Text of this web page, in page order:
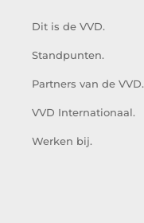
Dit is de VVD.
Standpunten.
Partners van de VVD.
VVD Internationaal.
Werken bij.